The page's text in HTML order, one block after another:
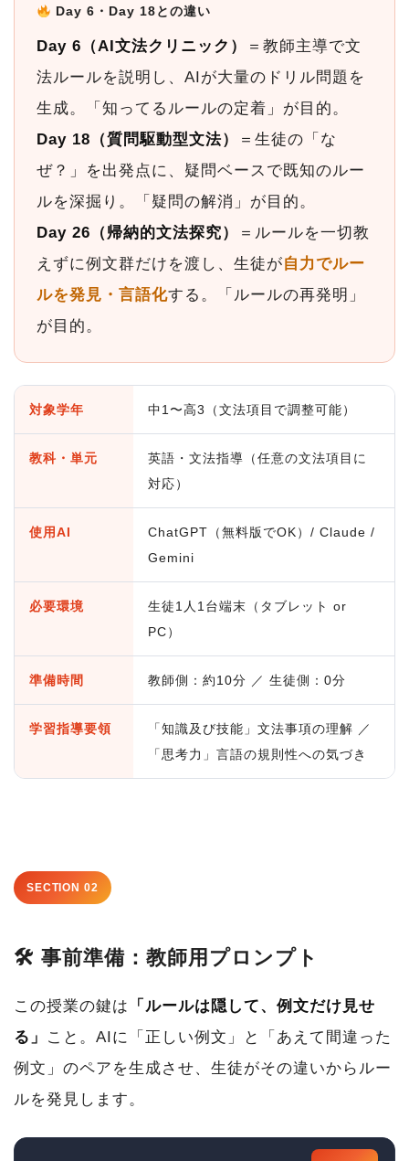
Day 6・Day 18との違い
Day 6（AI文法クリニック）
＝教師主導で文
法ルールを説明し、AIが大量のドリル問題を
生成。「知ってるルールの定着」が目的。
Day 18（質問駆動型文法）
＝生徒の「な
ぜ？」を出発点に、疑問ベースで既知のルー
ルを深掘り。「疑問の解消」が目的。
Day 26（帰納的文法探究）
＝ルールを一切教
えずに例文群だけを渡し、生徒が自力でルー
ルを発見・言語化する。「ルールの再発明」
が目的。
対象学年 中1〜高3（文法項目で調整可能）
教科・単元
英語・文法指導（任意の文法項目に
対応）
使用AI
ChatGPT（無料版でOK）/ Claude /
Gemini
必要環境
生徒1人1台端末（タブレット or
PC）
準備時間 教師側：約10分 ／ 生徒側：0分
学習指導要領
「知識及び技能」文法事項の理解 ／
「思考力」言語の規則性への気づき
SECTION 02
🛠 事前準備：教師用プロンプト
この授業の鍵は
「ルールは隠して、例文だけ見せ
る」
こと。AIに「正しい例文」と「あえて間違った
例文」のペアを生成させ、生徒がその違いからルー
ルを発見します。